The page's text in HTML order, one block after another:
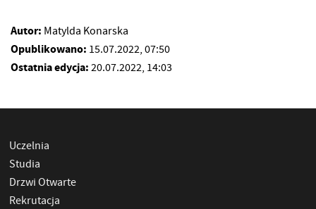
Autor: Matylda Konarska
Opublikowano: 15.07.2022, 07:50
Ostatnia edycja: 20.07.2022, 14:03
Uczelnia
Studia
Drzwi Otwarte
Rekrutacja